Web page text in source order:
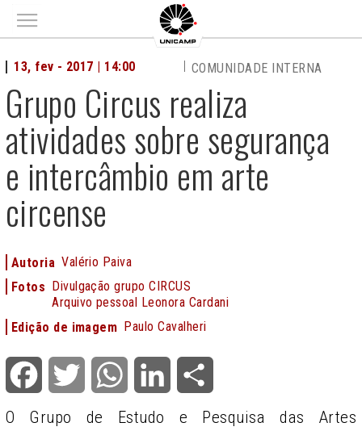
Main menu
Grupo Circus realiza
atividades sobre segurança
e intercâmbio em arte
circense
13, fev - 2017 | 14:00 COMUNIDADE INTERNA
Autoria Valério Paiva
Fotos Divulgação grupo CIRCUS
Arquivo pessoal Leonora Cardani
Edição de imagem Paulo Cavalheri
Facebook Twitter WhatsApp LinkedIn
O Grupo de Estudo e Pesquisa das Artes